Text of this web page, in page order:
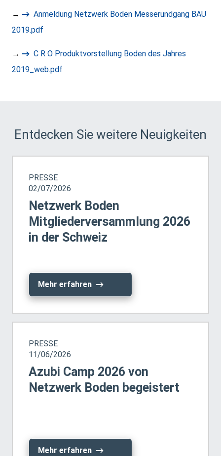
→
Anmeldung Netzwerk Boden Messerundgang BAU
2019.pdf
→
C R O Produktvorstellung Boden des Jahres
2019_web.pdf
Entdecken Sie weitere Neuigkeiten
PRESSE
02/07/2026
Netzwerk Boden
Mitgliederversammlung 2026
in der Schweiz
Mehr erfahren
PRESSE
11/06/2026
Azubi Camp 2026 von
Netzwerk Boden begeistert
Mehr erfahren